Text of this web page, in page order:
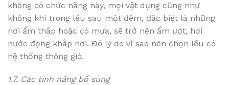
không có chức năng này, mọi vật dụng cũng như
không khí trong lều sau một đêm, đặc biệt là những
nơi ẩm thấp hoặc có mưa, sẽ trở nên ẩm ướt, hơi
nước đọng khắp nơi. Đó lý do vì sao nên chọn lều có
hệ thống thông gió.
1.7. Các tính năng bổ sung